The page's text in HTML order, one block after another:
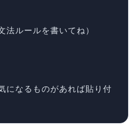
法ルールを書いてね）
になるものがあれば貼り付